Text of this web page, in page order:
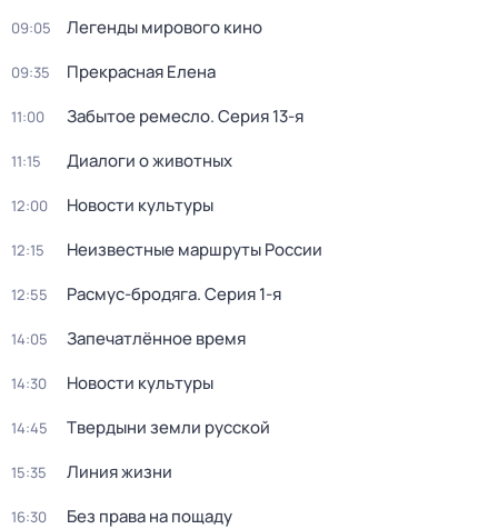
09:05 Легенды мирового кино
09:35 Прекрасная Елена
11:00 Забытое ремесло. Серия 13-я
11:15 Диалоги о животных
12:00 Новости культуры
12:15 Неизвестные маршруты России
12:55 Расмус-бродяга. Серия 1-я
14:05 Запечатлённое время
14:30 Новости культуры
14:45 Твердыни земли русской
15:35 Линия жизни
16:30 Без права на пощаду